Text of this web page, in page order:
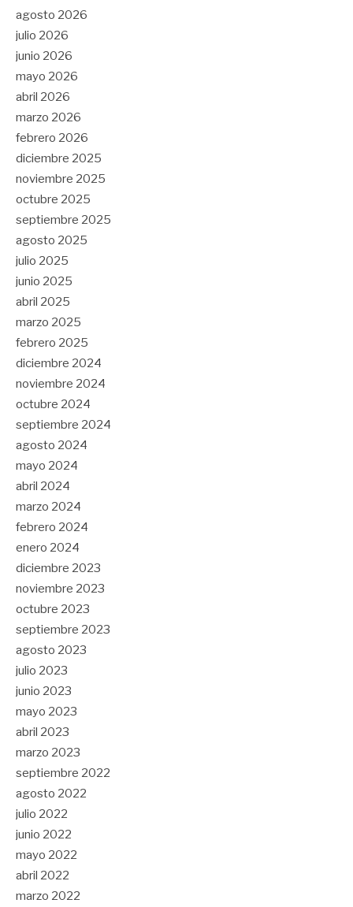
agosto 2026
julio 2026
junio 2026
mayo 2026
abril 2026
marzo 2026
febrero 2026
diciembre 2025
noviembre 2025
octubre 2025
septiembre 2025
agosto 2025
julio 2025
junio 2025
abril 2025
marzo 2025
febrero 2025
diciembre 2024
noviembre 2024
octubre 2024
septiembre 2024
agosto 2024
mayo 2024
abril 2024
marzo 2024
febrero 2024
enero 2024
diciembre 2023
noviembre 2023
octubre 2023
septiembre 2023
agosto 2023
julio 2023
junio 2023
mayo 2023
abril 2023
marzo 2023
septiembre 2022
agosto 2022
julio 2022
junio 2022
mayo 2022
abril 2022
marzo 2022